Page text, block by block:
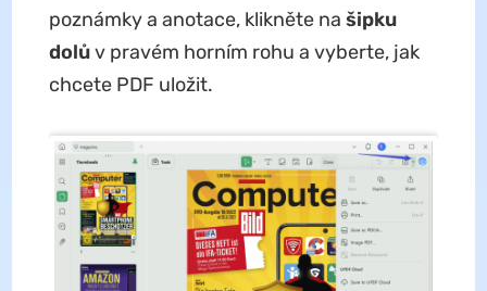
poznámky a anotace, klikněte na šipku
dolův pravém horním rohu a vyberte, jak
chcete PDF uložit.